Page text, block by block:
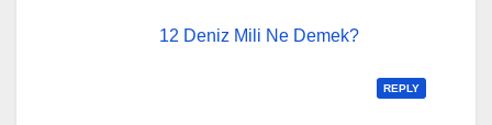
12 Deniz Mili Ne Demek?
REPLY